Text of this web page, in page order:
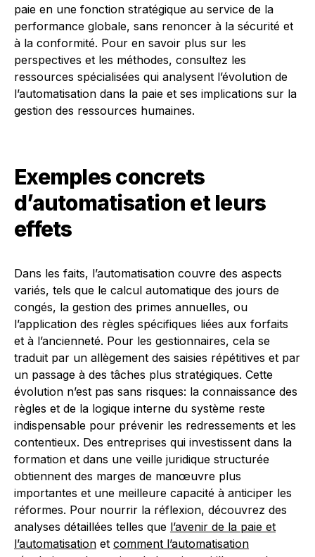
paie en une fonction stratégique au service de la
performance globale, sans renoncer à la sécurité et
à la conformité. Pour en savoir plus sur les
perspectives et les méthodes, consultez les
ressources spécialisées qui analysent l’évolution de
l’automatisation dans la paie et ses implications sur la
gestion des ressources humaines.
Exemples concrets
d’automatisation et leurs
effets
Dans les faits, l’automatisation couvre des aspects
variés, tels que le calcul automatique des jours de
congés, la gestion des primes annuelles, ou
l’application des règles spécifiques liées aux forfaits
et à l’ancienneté. Pour les gestionnaires, cela se
traduit par un allègement des saisies répétitives et par
un passage à des tâches plus stratégiques. Cette
évolution n’est pas sans risques: la connaissance des
règles et de la logique interne du système reste
indispensable pour prévenir les redressements et les
contentieux. Des entreprises qui investissent dans la
formation et dans une veille juridique structurée
obtiennent des marges de manœuvre plus
importantes et une meilleure capacité à anticiper les
réformes. Pour nourrir la réflexion, découvrez des
analyses détaillées telles que l’avenir de la paie et
l’automatisation et comment l’automatisation